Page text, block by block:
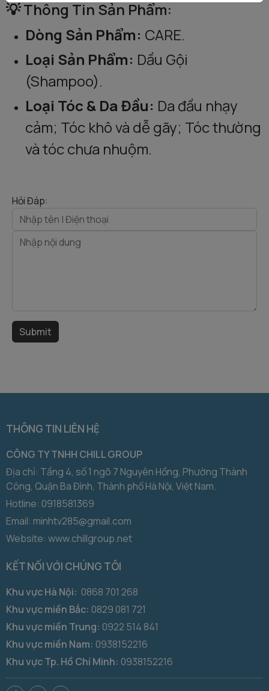
💡 Thông Tin Sản Phẩm:
Dòng Sản Phẩm: CARE.
Loại Sản Phẩm: Dầu Gội
(Shampoo).
Loại Tóc & Da Đầu: Da đầu nhạy
cảm; Tóc khô và dễ gãy; Tóc thường
và tóc chưa nhuộm.
Hỏi Đáp:
THÔNG TIN LIÊN HỆ
CÔNG TY TNHH CHILL GROUP
Địa chỉ: Tầng 4, số 1 ngõ 7 Nguyên Hồng, Phường Thành
Công, Quận Ba Đình, Thành phố Hà Nội, Việt Nam.
Hotline: 0918581369
Email: minhtv285@gmail.com
Website: www.chillgroup.net
KẾT NỐI VỚI CHÚNG TÔI
Khu vực Hà Nội: 0868 701 268
Khu vực miền Bắc: 0829 081 721
Khu vực miền Trung: 0922 514 841
Khu vực miền Nam: 0938152216
Khu vực Tp. Hồ Chí Minh: 0938152216